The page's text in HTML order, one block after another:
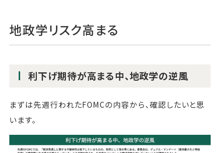
地政学リスク高まる
利下げ期待が高まる中、地政学の逆風
まずは先週行われたFOMCの内容から、確認したいと思
います。